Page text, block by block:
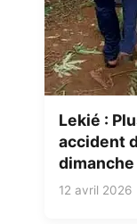
Lekié :
accident
dimanche
12 avril 2026